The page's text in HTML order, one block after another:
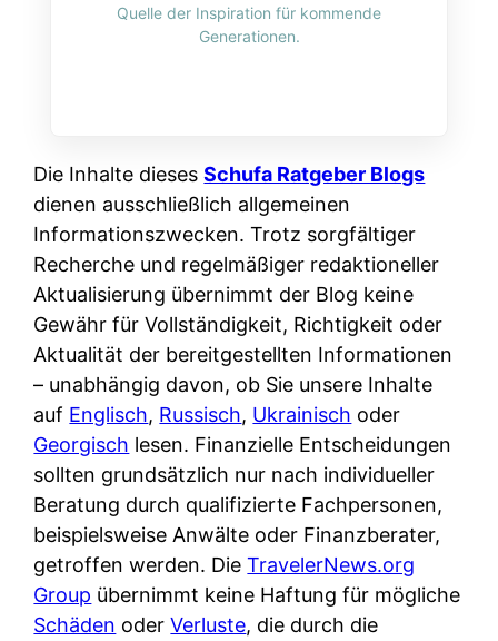
Quelle der Inspiration für kommende
Generationen.
Die Inhalte diesesSchufa Ratgeber Blogs
dienen ausschließlich allgemeinen
Informationszwecken. Trotz sorgfältiger
Recherche und regelmäßiger redaktioneller
Aktualisierung übernimmt der Blog keine
Gewähr für Vollständigkeit, Richtigkeit oder
Aktualität der bereitgestellten Informationen
– unabhängig davon, ob Sie unsere Inhalte
auf Englisch, Russisch, Ukrainisch oder
Georgisch lesen. Finanzielle Entscheidungen
sollten grundsätzlich nur nach individueller
Beratung durch qualifizierte Fachpersonen,
beispielsweise Anwälte oder Finanzberater,
getroffen werden. DieTravelerNews.org
Group übernimmt keine Haftung für mögliche
Schäden oderVerluste, die durch die